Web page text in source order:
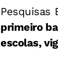
Pesquisas
primeiro
escolas,